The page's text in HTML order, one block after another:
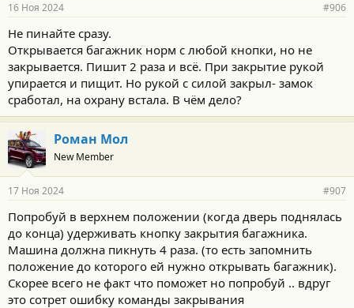
16 Ноя 2024 #906
Не пинайте сразу.
Открывается багажник норм с любой кнопки, но не
закрывается. Пишит 2 раза и всё. При закрытие рукой
упирается и пищит. Но рукой с силой закрыл- замок
сработал, на охрану встала. В чём дело?
Роман Мол
New Member
17 Ноя 2024 #907
Попробуй в верхнем положении (когда дверь поднялась
до конца) удерживать кнопку закрытия багажника.
Машина должна пикнуть 4 раза. (то есть запомнить
положение до которого ей нужно открывать багажник).
Скорее всего не факт что поможет но попробуй .. вдруг
это сотрет ошибку команды закрывания